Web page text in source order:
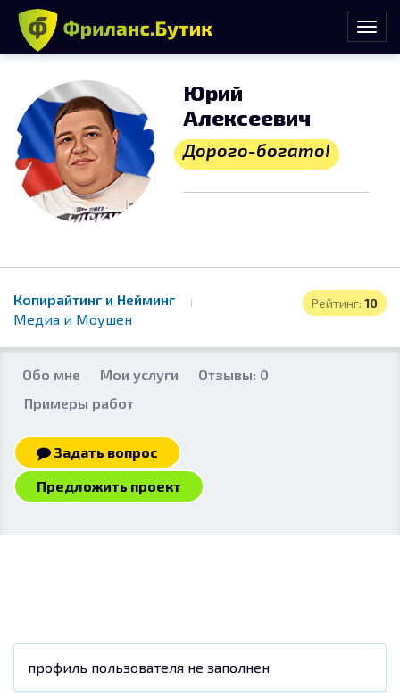
Юрий
Алексеевич
Дорого-богато!
Рейтинг: 10
Копирайтинг и Нейминг
Медиа и Моушен
Обо мне Мои услуги
Отзывы: 0
Примеры работ
Задать вопрос
Предложить проект
профиль пользователя не заполнен